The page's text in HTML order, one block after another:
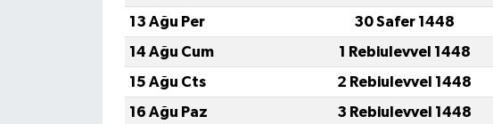
13 Ağu Per
30 Safer 1448
14 Ağu Cum
1 Rebiulevvel 1448
15 Ağu Cts
2 Rebiulevvel 1448
16 Ağu Paz
3 Rebiulevvel 1448